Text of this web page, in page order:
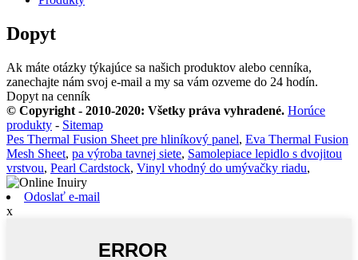
Dopyt
Ak máte otázky týkajúce sa našich produktov alebo cenníka,
zanechajte nám svoj e-mail a my sa vám ozveme do 24 hodín.
Dopyt na cenník
© Copyright - 2010-2020: Všetky práva vyhradené. Horúce
produkty - Sitemap
Pes Thermal Fusion Sheet pre hliníkový panel, Eva Thermal Fusion
Mesh Sheet, pa výroba tavnej siete, Samolepiace lepidlo s dvojitou
vrstvou, Pearl Cardstock, Vinyl vhodný do umývačky riadu,
Odoslať e-mail
x